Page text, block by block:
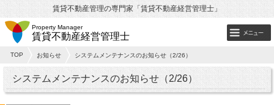
賃貸不動産管理の専門家「賃貸不動産経営管理士」
Property Manager
賃貸不動産経営管理士
TOP お知らせ システムメンテナンスのお知らせ（2/26）
システムメンテナンスのお知らせ（2/26）